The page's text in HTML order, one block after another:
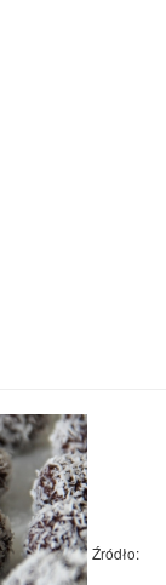
Źródło: